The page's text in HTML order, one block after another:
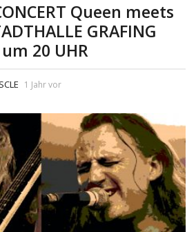
Queen meets
GRAFING
20 UHR
1 Jahr vor